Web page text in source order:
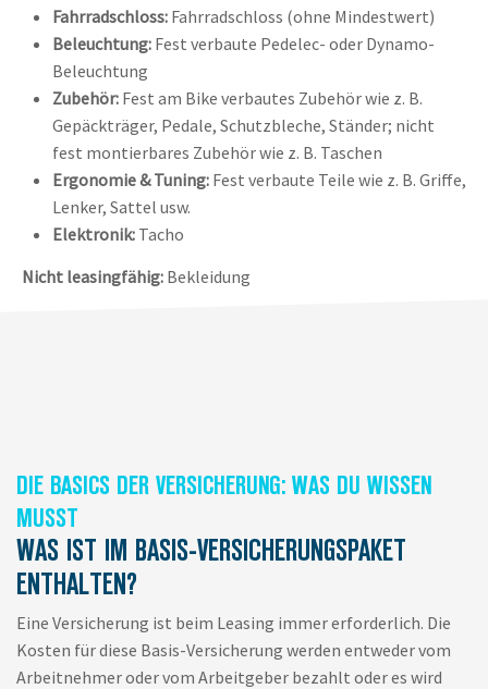
Fahrradschloss: Fahrradschloss (ohne Mindestwert)
Beleuchtung: Fest verbaute Pedelec- oder Dynamo-
Beleuchtung
Zubehör: Fest am Bike verbautes Zubehör wie z. B.
Gepäckträger, Pedale, Schutzbleche, Ständer; nicht
fest montierbares Zubehör wie z. B. Taschen
Ergonomie & Tuning: Fest verbaute Teile wie z. B. Griffe,
Lenker, Sattel usw.
Elektronik: Tacho
Nicht leasingfähig: Bekleidung
DIE BASICS DER VERSICHERUNG: WAS DU WISSEN
MUSST
WAS IST IM BASIS-VERSICHERUNGSPAKET
ENTHALTEN?
Eine Versicherung ist beim Leasing immer erforderlich. Die
Kosten für diese Basis-Versicherung werden entweder vom
Arbeitnehmer oder vom Arbeitgeber bezahlt oder es wird